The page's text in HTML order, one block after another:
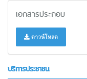
เอกสารประกอบ
ดาวน์โหลด
บริการประชาชน